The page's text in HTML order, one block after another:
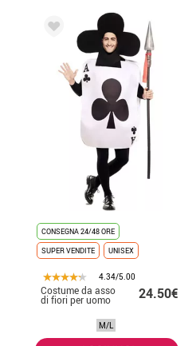
CONSEGNA 24/48 ORE
SUPER VENDITE
UNISEX
4.34/5.00
Costume da asso
di fiori per uomo 24.50€
M/L